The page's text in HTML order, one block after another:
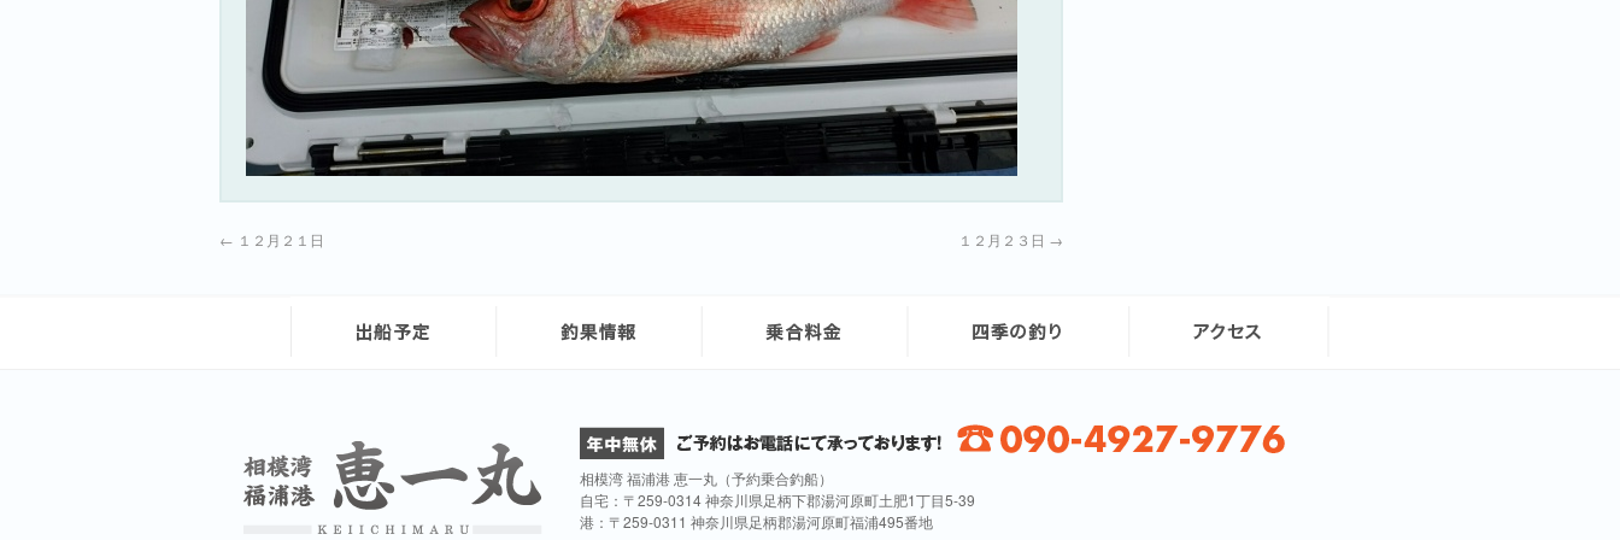
← １２月２１日 １２月２３日 →
相模湾 福浦港 恵一丸（予約乗合釣船）
自宅：〒259-0314 神奈川県足柄下郡湯河原町土肥1丁目5-39
港：〒259-0311 神奈川県足柄郡湯河原町福浦495番地